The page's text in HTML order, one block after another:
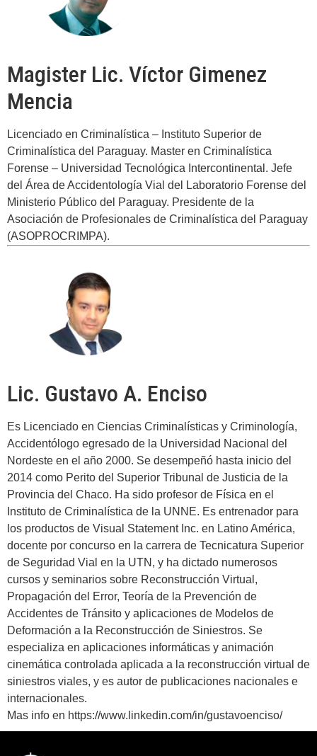
Magister Lic. Víctor Gimenez
Mencia
Licenciado en Criminalística – Instituto Superior de
Criminalística del Paraguay. Master en Criminalística
Forense – Universidad Tecnológica Intercontinental. Jefe
del Área de Accidentología Vial del Laboratorio Forense del
Ministerio Público del Paraguay. Presidente de la
Asociación de Profesionales de Criminalística del Paraguay
(ASOPROCRIMPA).
Lic. Gustavo A. Enciso
Es Licenciado en Ciencias Criminalísticas y Criminología,
Accidentólogo egresado de la Universidad Nacional del
Nordeste en el año 2000. Se desempeñó hasta inicio del
2014 como Perito del Superior Tribunal de Justicia de la
Provincia del Chaco. Ha sido profesor de Física en el
Instituto de Criminalística de la UNNE. Es entrenador para
los productos de Visual Statement Inc. en Latino América,
docente por concurso en la carrera de Tecnicatura Superior
de Seguridad Vial en la UTN, y ha dictado numerosos
cursos y seminarios sobre Reconstrucción Virtual,
Propagación del Error, Teoría de la Prevención de
Accidentes de Tránsito y aplicaciones de Modelos de
Deformación a la Reconstrucción de Siniestros. Se
especializa en aplicaciones informáticas y animación
cinemática controlada aplicada a la reconstrucción virtual de
siniestros viales, y es autor de publicaciones nacionales e
internacionales.
Mas info en https://www.linkedin.com/in/gustavoenciso/